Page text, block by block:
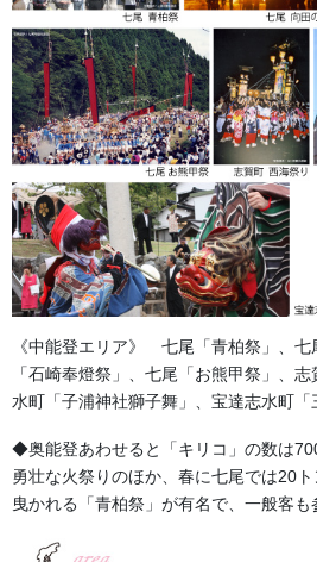
《中能登エリア》 七尾「青柏祭」、七
「石崎奉燈祭」、七尾「お熊甲祭」、
水町「子浦神社獅子舞」、宝達志水町「
◆奥能登あわせると「キリコ」の数は
勇壮な火祭りのほか、春に七尾では20
曳かれる「青柏祭」が有名で、一般客も